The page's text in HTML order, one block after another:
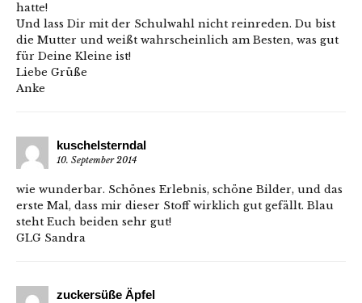
hatte!
Und lass Dir mit der Schulwahl nicht reinreden. Du bist
die Mutter und weißt wahrscheinlich am Besten, was gut
für Deine Kleine ist!
Liebe Grüße
Anke
kuschelsterndal
10. September 2014
wie wunderbar. Schönes Erlebnis, schöne Bilder, und das
erste Mal, dass mir dieser Stoff wirklich gut gefällt. Blau
steht Euch beiden sehr gut!
GLG Sandra
zuckersüße Äpfel